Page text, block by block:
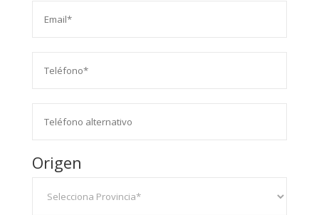
Origen